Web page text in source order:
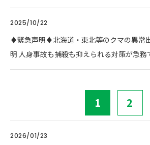
2025/10/22
♦️緊急声明♦️北海道・東北等のクマの異常
明 人身事故も捕殺も抑えられる対策が急務
1 2
2026/01/23